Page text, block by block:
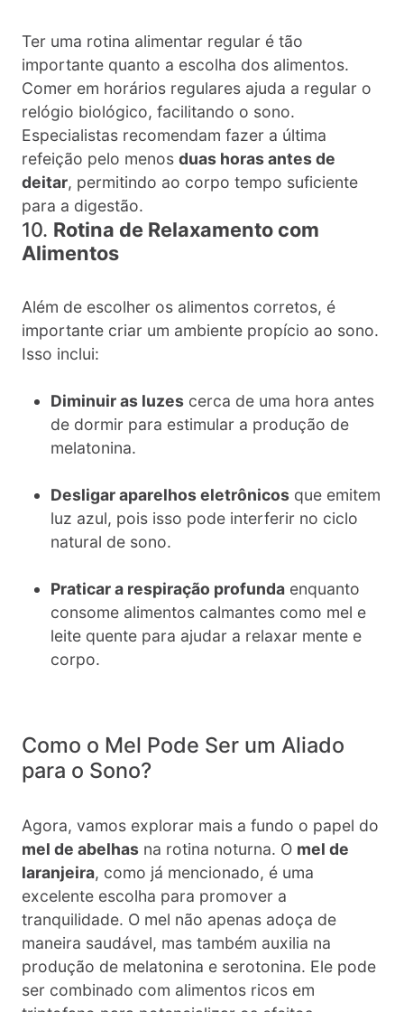
Ter uma rotina alimentar regular é tão
importante quanto a escolha dos alimentos.
Comer em horários regulares ajuda a regular o
relógio biológico, facilitando o sono.
Especialistas recomendam fazer a última
refeição pelo menos duas horas antes de
deitar, permitindo ao corpo tempo suficiente
para a digestão.
10. Rotina de Relaxamento com
Alimentos
Além de escolher os alimentos corretos, é
importante criar um ambiente propício ao sono.
Isso inclui:
Diminuir as luzes cerca de uma hora antes
de dormir para estimular a produção de
melatonina.
Desligar aparelhos eletrônicos que emitem
luz azul, pois isso pode interferir no ciclo
natural de sono.
Praticar a respiração profunda enquanto
consome alimentos calmantes como mel e
leite quente para ajudar a relaxar mente e
corpo.
Como o Mel Pode Ser um Aliado
para o Sono?
Agora, vamos explorar mais a fundo o papel do
mel de abelhas na rotina noturna. O mel de
laranjeira, como já mencionado, é uma
excelente escolha para promover a
tranquilidade. O mel não apenas adoça de
maneira saudável, mas também auxilia na
produção de melatonina e serotonina. Ele pode
ser combinado com alimentos ricos em